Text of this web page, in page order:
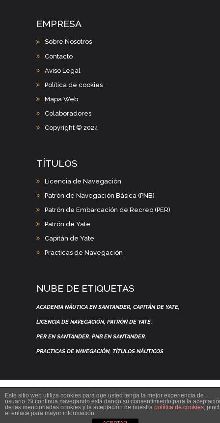
EMPRESA
Sobre Nosotros
Contacto
Aviso Legal
Política de cookies
Mapa Web
Colaboradores
Copyright © 2024
TÍTULOS
Licencia de Navegación
Patrón de Navegación Básica (PNB)
Patrón de Embarcación de Recreo (PER)
Patrón de Yate
Capitán de Yate
Practicas de Navegación
NUBE DE ETIQUETAS
ACADEMIA NÁUTICA EN SANTANDER CAPITÁN DE YATE
LICENCIA DE NAVEGACIÓN PATRÓN DE YATE
PER EN SANTANDER PNB EN SANTANDER
PRACTICAS DE NAVEGACIÓN TÍTULOS NÁUTICOS
Este sitio web utiliza cookies para que usted tenga la mejor experiencia de
usuario. Si continúa navegando está dando su consentimiento para la
de las mencionadas cookies y la aceptación de nuestra política de cookies,
el enlace para mayor información.